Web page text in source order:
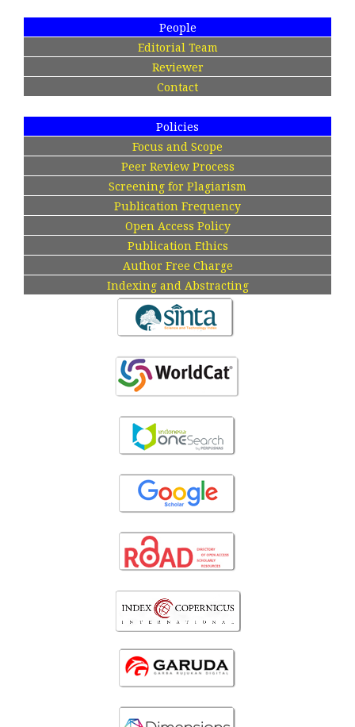
People
Editorial Team
Reviewer
Contact
Policies
Focus and Scope
Peer Review Process
Screening for Plagiarism
Publication Frequency
Open Access Policy
Publication Ethics
Author Free Charge
Indexing and Abstracting